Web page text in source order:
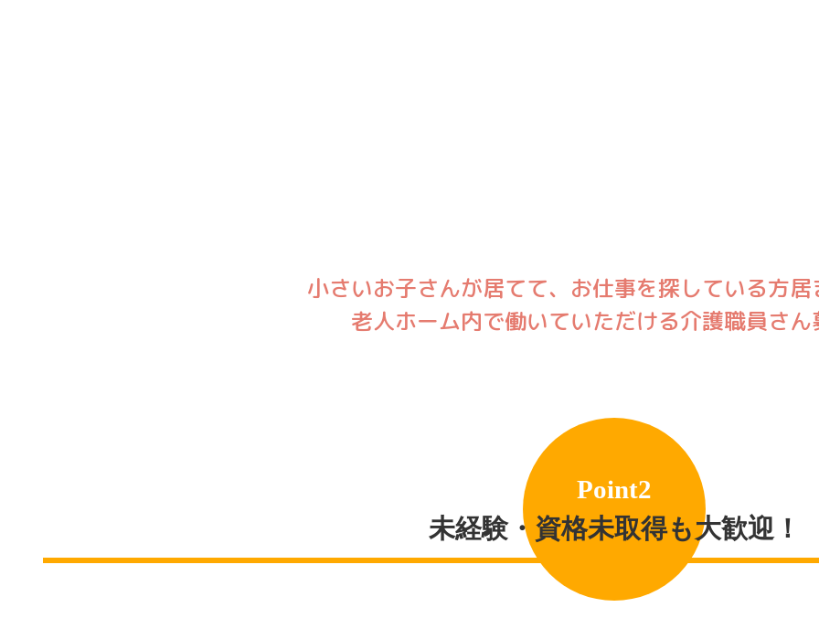
インタビュ
小さいお子さんが居てて、お仕事を探している方
老人ホーム内で働いていただける介護職員さん
Point2
未経験・資格未取得も大歓迎！